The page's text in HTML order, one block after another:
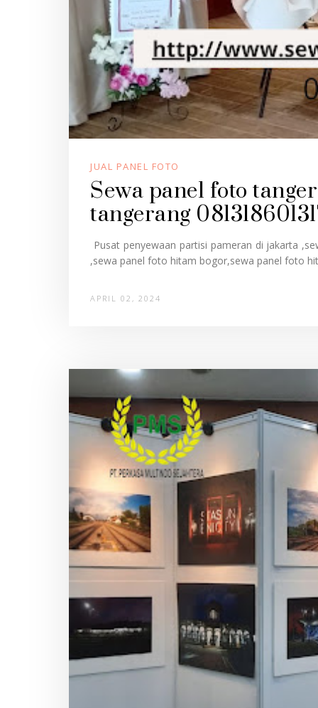
JUAL PANEL FOTO
Sewa panel foto
tangerang
Pusat penyewaan partisi pameran di jakarta
,sewa panel foto hitam bogor,sewa panel foto
APRIL 02, 2024